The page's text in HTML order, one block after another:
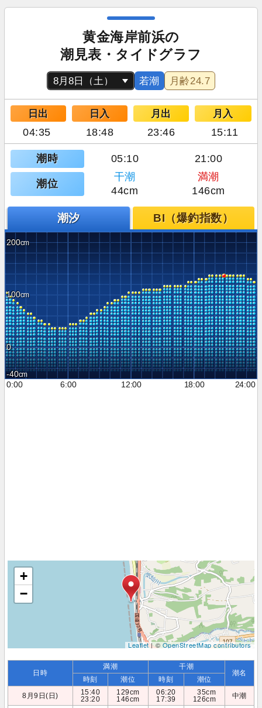
黄金海岸前浜の
潮見表・タイドグラフ
若潮 月齢24.7
日出 日入 月出 月入
04:35 18:48 23:46 15:11
潮時 05:10 21:00
潮位
干潮
満潮
44cm
146cm
潮汐 BI（爆釣指数）
200
100
0
-40
0:00
6:00 12:00 18:00 24:00
+
−
Leaflet| ©OpenStreetMap contributors
日時
満潮 干潮
潮名
時刻 潮位 時刻
潮位
8月9日(日)
15:40
23:20
129cm
146cm
06:20
17:39
35cm
126cm
中潮